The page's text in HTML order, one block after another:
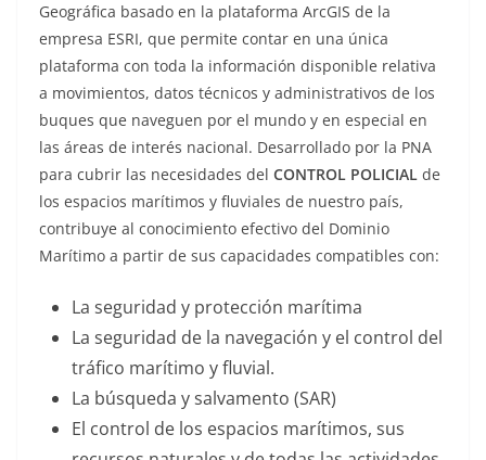
Geográfica basado en la plataforma ArcGIS de la
empresa ESRI, que permite contar en una única
plataforma con toda la información disponible relativa
a movimientos, datos técnicos y administrativos de los
buques que naveguen por el mundo y en especial en
las áreas de interés nacional. Desarrollado por la PNA
para cubrir las necesidades del CONTROL POLICIAL de
los espacios marítimos y fluviales de nuestro país,
contribuye al conocimiento efectivo del Dominio
Marítimo a partir de sus capacidades compatibles con:
La seguridad y protección marítima
La seguridad de la navegación y el control del
tráfico marítimo y fluvial.
La búsqueda y salvamento (SAR)
El control de los espacios marítimos, sus